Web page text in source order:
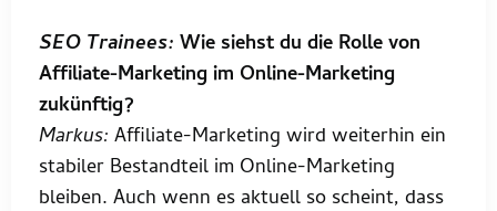
SEO Trainees: Wie siehst du die Rolle von
Affiliate-Marketing im Online-Marketing
zukünftig?
Markus: Affiliate-Marketing wird weiterhin ein
stabiler Bestandteil im Online-Marketing
bleiben. Auch wenn es aktuell so scheint, dass